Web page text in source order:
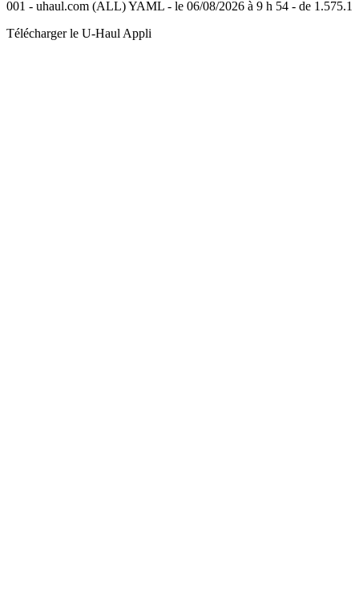
001 - uhaul.com (ALL) YAML - le 06/08/2026 à 9 h 54 - de 1.575.1
Télécharger le U-Haul Appli